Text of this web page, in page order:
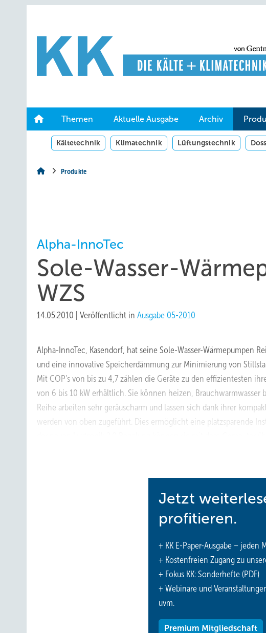
Hauptinhalt
Hauptmenü
Themen Aktuelle Ausgabe Archiv
Kältetechnik Klimatechnik Lüftungstechnik
Produkte
Alpha-InnoTec
Sole-Wasser-
WZS
14.05.2010 Veröffentlicht in Ausgabe 05-2010
Alpha-InnoTec, Kasendorf, hat seine Sole-Wasser-Wärmepumpen
und eine innovative Speicherdämmung zur Minimierung von
Mit COP’s von bis zu 4,7 zählen die Geräte zu den effizientesten
von 6 bis 10 kW erhältlich. Sie können heizen,
Reihe arbeiten sehr geräuscharm und lassen sich dank ihrer
werden von oben zugeführt. Dies ermöglicht eine platzsparende
Jetzt
profitieren.
+ KK E-Paper-Ausgabe – jeden
+ Kostenfreien Zugang zu
+ Fokus KK: Sonderhefte (PDF)
+ Webinare und
uvm.
Premium Mitgliedschaft